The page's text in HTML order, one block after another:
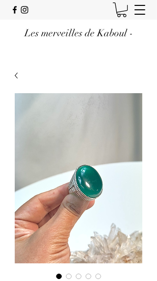
Les merveilles de Kaboul -